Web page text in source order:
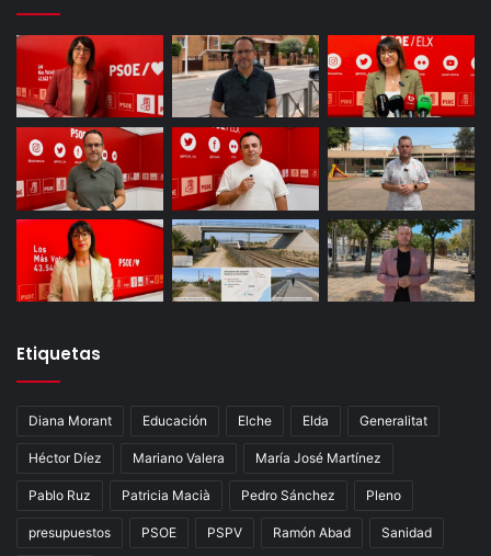
Etiquetas
Diana Morant Educación Elche Elda Generalitat
Héctor Díez Mariano Valera María José Martínez
Pablo Ruz Patricia Macià Pedro Sánchez Pleno
presupuestos PSOE PSPV Ramón Abad Sanidad